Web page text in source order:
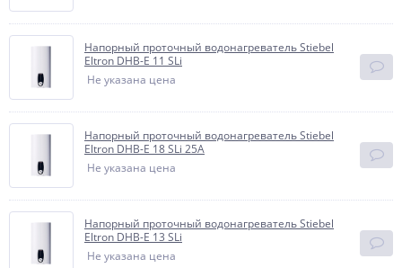
Напорный проточный водонагреватель Stiebel
Eltron DHB-E 11 SLi
Не указана цена
Напорный проточный водонагреватель Stiebel
Eltron DHB-E 18 SLi 25A
Не указана цена
Напорный проточный водонагреватель Stiebel
Eltron DHB-E 13 SLi
Не указана цена